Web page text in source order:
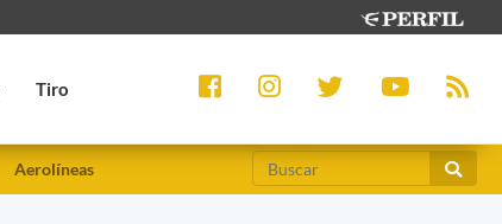
Tiro
Aerolíneas